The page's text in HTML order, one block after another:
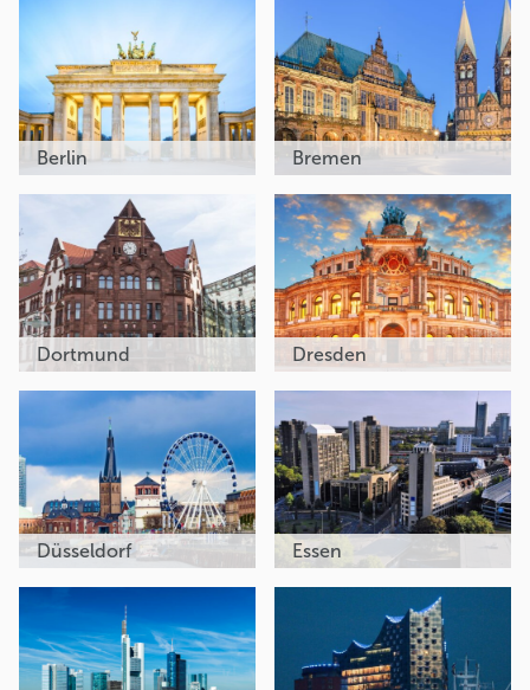
Berlin Bremen
Dortmund Dresden
Düsseldorf Essen